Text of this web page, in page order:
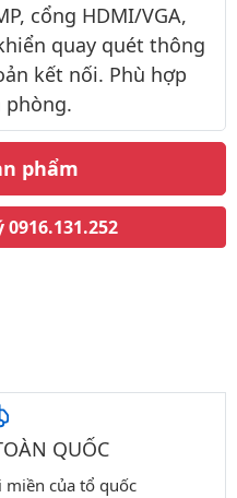
cổng HDMI/VGA,
quay quét thông
kết nối. Phù hợp
phòng.
phẩm
0916.131.252
QUỐC
của tổ quốc